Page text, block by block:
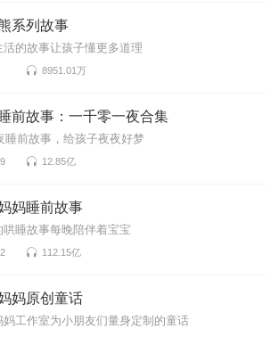
系列故事
活的故事让孩子懂更多道理
8951.01万
前故事：一千零一夜合集
睡前故事，给孩子夜夜好梦
12.85亿
妈睡前故事
哄睡故事每晚陪伴着宝宝
112.15亿
妈原创童话
妈工作室为小朋友们量身定制的童话